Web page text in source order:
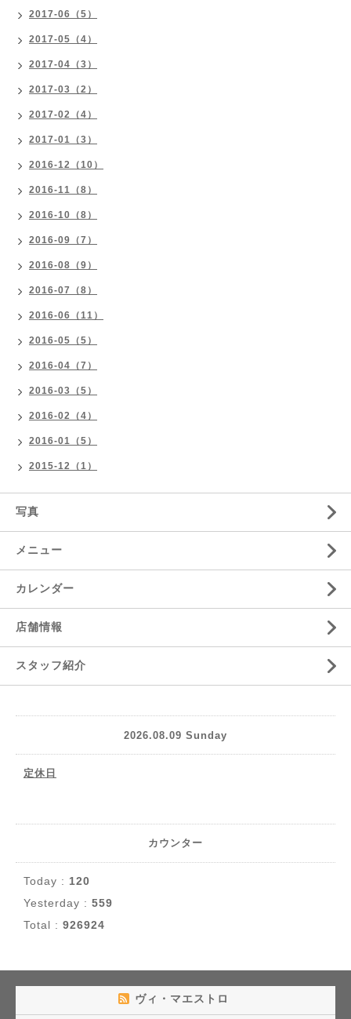
2017-06（5）
2017-05（4）
2017-04（3）
2017-03（2）
2017-02（4）
2017-01（3）
2016-12（10）
2016-11（8）
2016-10（8）
2016-09（7）
2016-08（9）
2016-07（8）
2016-06（11）
2016-05（5）
2016-04（7）
2016-03（5）
2016-02（4）
2016-01（5）
2015-12（1）
写真
メニュー
カレンダー
店舗情報
スタッフ紹介
2026.08.09 Sunday
定休日
カウンター
Today : 120
Yesterday : 559
Total : 926924
ヴィ・マエストロ